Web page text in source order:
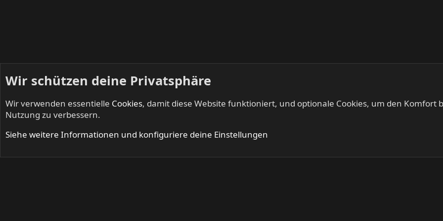
Startseite Mitglieder
Wir schützen deine Privatsphäre
Wir verwenden essentielle Cookies, damit diese Website funktioniert, und optionale Cookies, um den Komfort
Nutzung zu verbessern.
Siehe weitere Informationen und konfiguriere deine Einstellungen